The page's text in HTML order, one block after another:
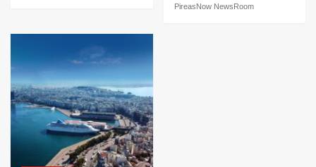
PireasNow NewsRoom